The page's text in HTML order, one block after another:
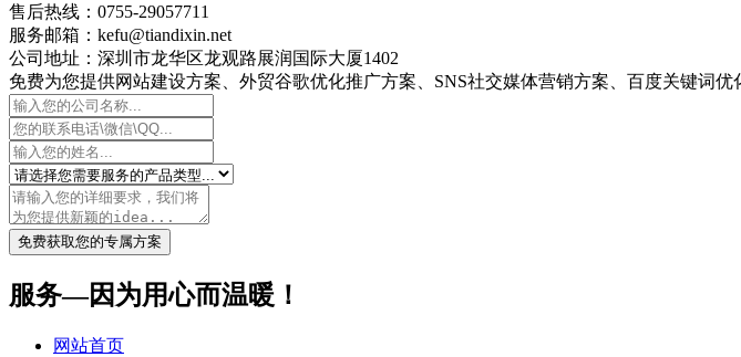
售后热线：0755-29057711
服务邮箱：kefu@tiandixin.net
公司地址：深圳市龙华区龙观路展润国际大厦1402
免费为您提供网站建设方案、外贸谷歌优化推广方案、SNS社交媒体营销方案、百度关键词优
免费获取您的专属方案
服务—因为用心而温暖！
网站首页